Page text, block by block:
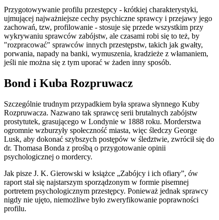
Przygotowywanie profilu przestępcy - krótkiej charakterystyki,
ujmującej najważniejsze cechy psychiczne sprawcy i przejawy jego
zachowań, tzw, profilowanie - stosuje się przede wszystkim przy
wykrywaniu sprawców zabójstw, ale czasami robi się to też, by
"rozpracować" sprawców innych przestępstw, takich jak gwałty,
porwania, napady na banki, wymuszenia, kradzieże z włamaniem,
jeśli nie można się z tym uporać w żaden inny sposób.
Bond i Kuba Rozpruwacz
Szczególnie trudnym przypadkiem była sprawa słynnego Kuby
Rozpruwacza. Nazwano tak sprawcę serii brutalnych zabójstw
prostytutek, grasującego w Londynie w 1888 roku. Morderstwa
ogromnie wzburzyły społeczność miasta, więc śledczy George
Lusk, aby dokonać szybszych postępów w śledztwie, zwrócił się do
dr. Thomasa Bonda z prośbą o przygotowanie opinii
psychologicznej o mordercy.
Jak pisze J. K. Gierowski w książce „Zabójcy i ich ofiary”, ów
raport stał się najstarszym sporządzonym w formie pisemnej
portretem psychologicznym przestępcy. Ponieważ jednak sprawcy
nigdy nie ujęto, niemożliwe było zweryfikowanie poprawności
profilu.